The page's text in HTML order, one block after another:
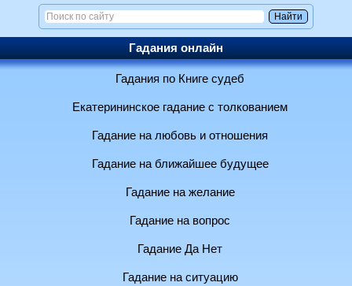
Гадания онлайн
Гадания по Книге судеб
Екатерининское гадание с толкованием
Гадание на любовь и отношения
Гадание на ближайшее будущее
Гадание на желание
Гадание на вопрос
Гадание Да Нет
Гадание на ситуацию